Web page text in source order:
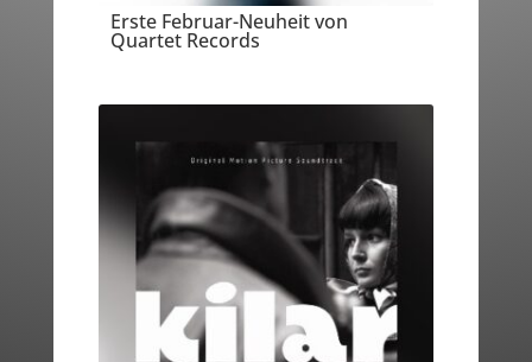
Erste Februar-Neuheit von
Quartet Records